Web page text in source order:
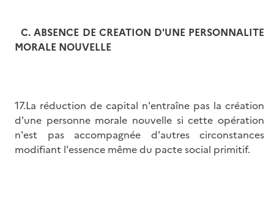
C. ABSENCE DE CREATION D'UNE PERSONNALITE
MORALE NOUVELLE
17.La réduction de capital n'entraîne pas la création
d'une personne morale nouvelle si cette opération
n'est pas accompagnée d'autres circonstances
modifiant l'essence même du pacte social primitif.